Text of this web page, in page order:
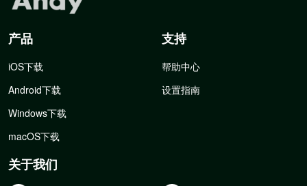
产品
iOS下载
Android下载
Windows下载
macOS下载
支持
帮助中心
设置指南
关于我们